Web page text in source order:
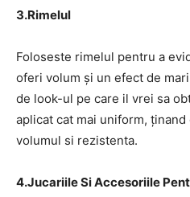
3.Rimelul
Foloseste rimelul pentru a
oferi volum și un efect de
de look-ul pe care il vrei sa
aplicat cat mai uniform,
volumul si rezistenta.
4.Jucariile Si Accesoriile